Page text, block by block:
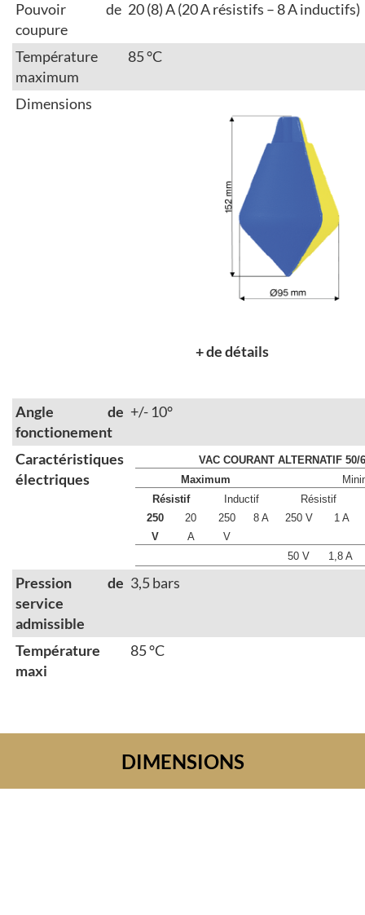
Pouvoir de
coupure
20 (8) A (20 A résistifs – 8 A inductifs)
Température
maximum
85 °C
Dimensions
+ de détails
Angle de
fonctionement
+/- 10°
Caractéristiques
électriques
VAC COURANT ALTERNATIF 50/
Maximum
Résistif
Inductif
Résistif
250
V
20
A
250
V
8 A 250 V 1 A
50 V 1,8 A
Pression de
service
admissible
3,5 bars
Température
maxi
85 °C
DIMENSIONS